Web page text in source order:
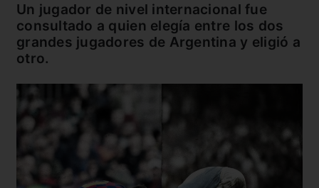
Un jugador de nivel internacional fue
consultado a quien elegía entre los dos
grandes jugadores de Argentina y eligió a
otro.